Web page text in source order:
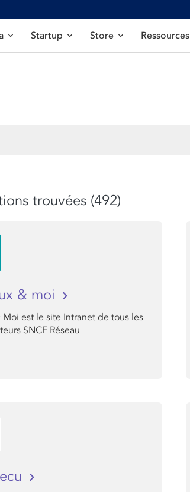
Startup Store Ressources
trouvées (492)
& moi
Moi est le site Intranet de tous les
SNCF Réseau